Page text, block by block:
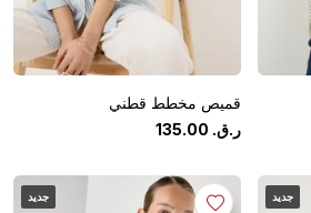
قميص مخطط قطني
ر.ق.
135.00
جديد جديد